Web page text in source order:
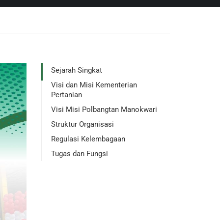
Sejarah Singkat
Visi dan Misi Kementerian
Pertanian
Visi Misi Polbangtan Manokwari
Struktur Organisasi
Regulasi Kelembagaan
Tugas dan Fungsi